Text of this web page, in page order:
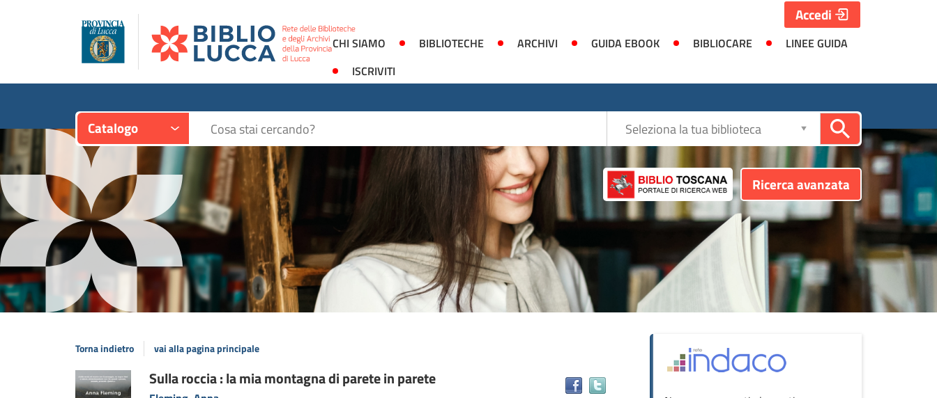
CHI SIAMO BIBLIOTECHE ARCHIVI GUIDA EBOOK BIBLIOCARE
LINEE GUIDA
ISCRIVITI
Accedi
Catalogo Cerca su "Catalogo"
Ricerca avanzata
Seleziona
la
Torna indietro vai alla pagina principale
DettaglioSulla roccia : la mia montagna di parete in parete